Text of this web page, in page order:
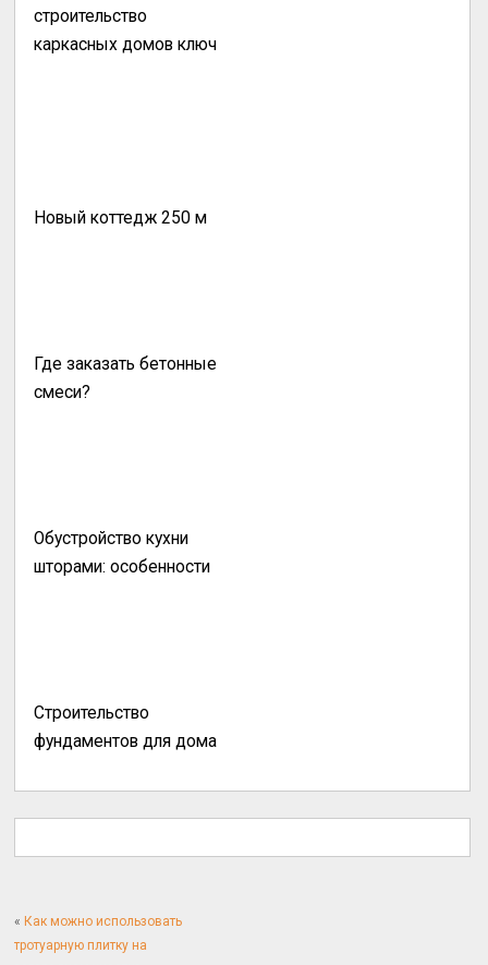
строительство
каркасных домов ключ
Новый коттедж 250 м
Где заказать бетонные
смеси?
Обустройство кухни
шторами: особенности
Строительство
фундаментов для дома
« Как можно использовать
тротуарную плитку на